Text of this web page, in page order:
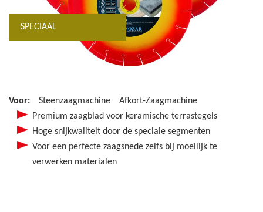
SPECIAAL
Voor: Steenzaagmachine
Afkort-Zaagmachine
Premium zaagblad voor keramische terrastegels
Hoge snijkwaliteit door de speciale segmenten
Voor een perfecte zaagsnede zelfs bij moeilijk te
verwerken materialen